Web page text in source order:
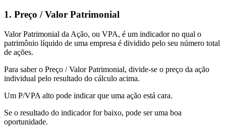
1. Preço / Valor Patrimonial
Valor Patrimonial da Ação, ou VPA, é um indicador no qual o
patrimônio líquido de uma empresa é dividido pelo seu número total
de ações.
Para saber o Preço / Valor Patrimonial, divide-se o preço da ação
individual pelo resultado do cálculo acima.
Um P/VPA alto pode indicar que uma ação está cara.
Se o resultado do indicador for baixo, pode ser uma boa
oportunidade.